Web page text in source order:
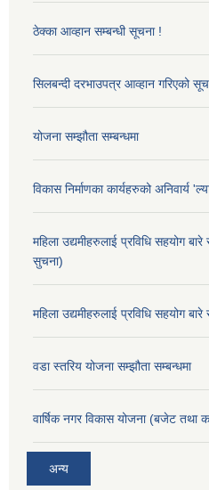
ठेक्का आव्हान सम्बन्धी सूचना !
सिलबन्दी दरभाउपत्र आव्हान गरिएको
योजना सम्झौता सम्बन्धमा
विकास निर्माणका कार्यहरुको अनिवार्य
महिला उद्यमीहरुलाई प्रविधि सहयोग
सुचना)
महिला उद्यमीहरुलाई प्रविधि सहयोग
वडा स्तरिय योजना सम्झौता सम्बन्धमा
वार्षिक नगर विकास योजना (बजेट
अन्य